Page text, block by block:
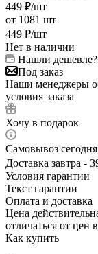
449 ₽/шт
от 1081 шт
449 ₽/шт
Нет в наличии
Нашли дешевле?
Под заказ
Наши менеджеры
условия заказа
Хочу в подарок
Самовывоз
Доставка завтра -
Условия гарантии
Текст гарантии
Оплата и доставка
Цена
отличаться от цен
Как купить